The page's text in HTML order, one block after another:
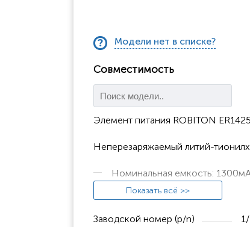
Модели нет в списке?
Совместимость
Элемент питания ROBITON
Неперезаряжаемый литий-
Номинальная емкость:
Максимальный постоянный
Максимальный импульсный
Показать всё >>
Заводской номер (p/n)